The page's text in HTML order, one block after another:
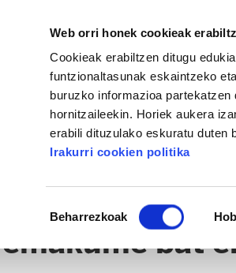
Web orri honek cookieak
Cookieak erabiltzen ditugu
funtzionaltasunak eskaintzeko
buruzko informazioa
hornitzaileekin. Horiek aukera
erabili dituzulako eskuratu duten
Irakurri cookien politika
Beharrezkoak
POLITIKA
bat